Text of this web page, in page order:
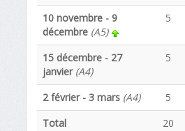
10 novembre - 9
décembre (A5)
5
15 décembre - 27
janvier (A4)
5
2 février - 3 mars (A4) 5
Total
20